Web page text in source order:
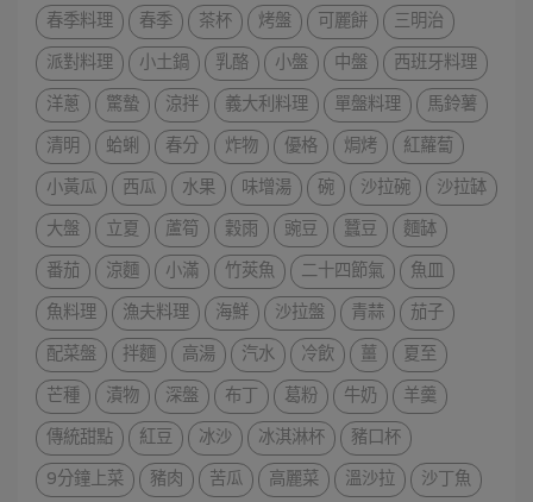
春季料理
春季 茶杯 烤盤 可麗餅
三明治
派對料理
小土鍋 乳酪 小盤 中盤
西班牙料理
洋蔥
驚蟄 涼拌 義大利料理 單盤料理
馬鈴薯
清明
蛤蜊 春分 炸物 優格 焗烤
紅蘿蔔
小黃瓜
西瓜 水果 味增湯 碗 沙拉碗
沙拉缽
大盤
立夏 蘆筍 穀雨 豌豆 蠶豆
麵缽
番茄
涼麵 小滿 竹莢魚 二十四節氣
魚皿
魚料理
漁夫料理 海鮮 沙拉盤 青蒜
茄子
配菜盤
拌麵 高湯 汽水 冷飲 薑
夏至
芒種
漬物 深盤 布丁 葛粉 牛奶
羊羹
傳統甜點
紅豆 冰沙 冰淇淋杯
豬口杯
9分鐘上菜
豬肉 苦瓜 高麗菜 溫沙拉
沙丁魚